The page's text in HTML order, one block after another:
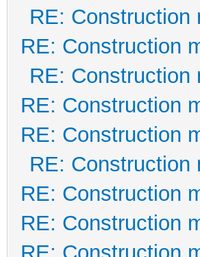
RE: Construction
RE: Construction
RE: Construction
RE: Construction
RE: Construction
RE: Construction
RE: Construction
RE: Construction